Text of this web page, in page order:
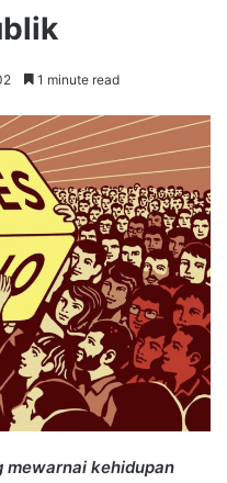
1 minute read
mewarnai kehidupan